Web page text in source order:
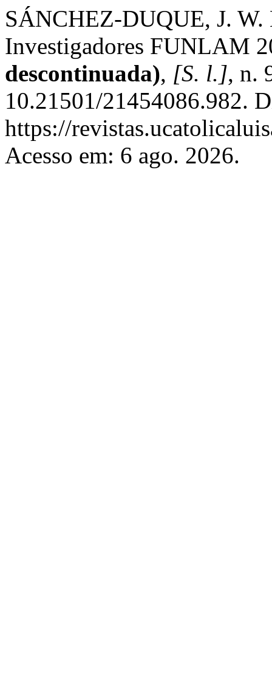
SÁNCHEZ-DUQUE, J. W.
Investigadores FUNLAM
descontinuada), [S. l.], n.
10.21501/21454086.982.
https://
Acesso em: 6 ago. 2026.